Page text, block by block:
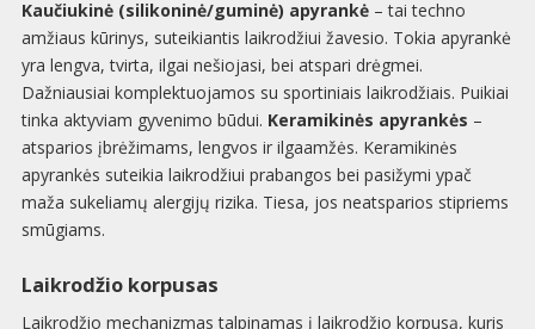
Kaučiukinė (silikoninė/guminė) apyrankė– tai techno
amžiaus kūrinys, suteikiantis laikrodžiui žavesio. Tokia apyrankė
yra lengva, tvirta, ilgai nešiojasi, bei atspari drėgmei.
Dažniausiai komplektuojamos su sportiniais laikrodžiais. Puikiai
tinka aktyviam gyvenimo būdui. Keramikinės apyrankės –
atsparios įbrėžimams, lengvos ir ilgaamžės. Keramikinės
apyrankės suteikia laikrodžiui prabangos bei pasižymi ypač
maža sukeliamų alergijų rizika. Tiesa, jos neatsparios stipriems
smūgiams.
Laikrodžio korpusas
Laikrodžio mechanizmas talpinamas į laikrodžio korpusą, kuris